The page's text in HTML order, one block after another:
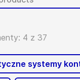
4 z 37
systemy